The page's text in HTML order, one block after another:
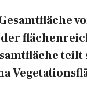
der
teilt